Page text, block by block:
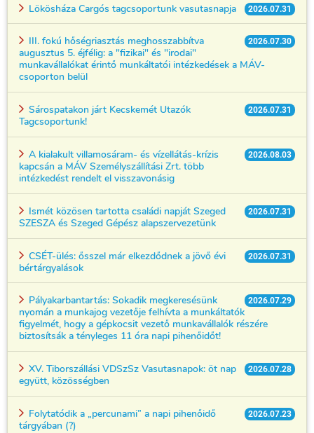
2026.07.31
Lökösháza Cargós tagcsoportunk vasutasnapja
2026.07.30
III. fokú hőségriasztás meghosszabbítva
augusztus 5. éjfélig: a "fizikai" és "irodai"
munkavállalókat érintő munkáltatói intézkedések a MÁV-
csoporton belül
2026.07.31
Sárospatakon járt Kecskemét Utazók
Tagcsoportunk!
2026.08.03
A kialakult villamosáram- és vízellátás-krízis
kapcsán a MÁV Személyszállítási Zrt. több
intézkedést rendelt el visszavonásig
2026.07.31
Ismét közösen tartotta családi napját Szeged
SZESZA és Szeged Gépész alapszervezetünk
2026.07.31
CSÉT-ülés: ősszel már elkezdődnek a jövő évi
bértárgyalások
2026.07.29
Pályakarbantartás: Sokadik megkeresésünk
nyomán a munkajog vezetője felhívta a munkáltatók
figyelmét, hogy a gépkocsit vezető munkavállalók részére
biztosítsák a tényleges 11 óra napi pihenőidőt!
2026.07.28
XV. Tiborszállási VDSzSz Vasutasnapok: öt nap
együtt, közösségben
2026.07.23
Folytatódik a „percunami” a napi pihenőidő
tárgyában (?)